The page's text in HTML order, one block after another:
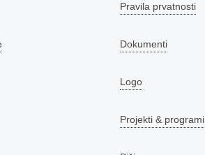
Pravila prvatnosti
Dokumenti
Logo
Projekti & programi